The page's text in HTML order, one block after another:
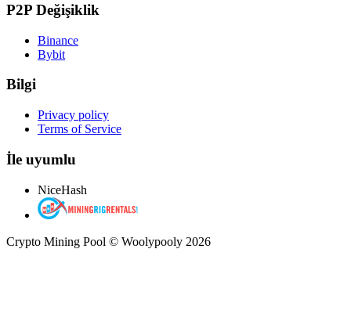
P2P Değişiklik
Binance
Bybit
Bilgi
Privacy policy
Terms of Service
İle uyumlu
NiceHash
Crypto Mining Pool © Woolypooly 2026